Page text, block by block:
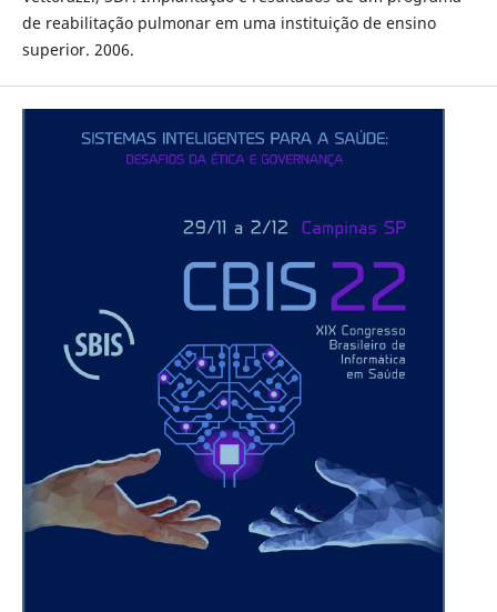
de reabilitação pulmonar em uma instituição de ensino
superior. 2006.